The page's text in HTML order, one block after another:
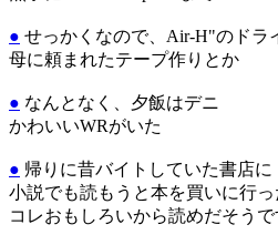
● せっかくなので、Air-H"のドラ
母に頼まれたテープ作りとか
● なんとなく、夕飯はデニ
かわいいWRがいた
● 帰りに昔バイトしていた書店に
小説でも読もうと本を買いに行
コレおもしろいから読めだそうで